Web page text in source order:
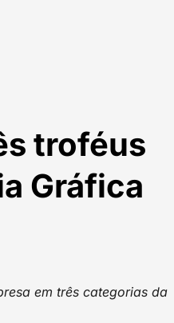
troféus
Gráfica
em três categorias da